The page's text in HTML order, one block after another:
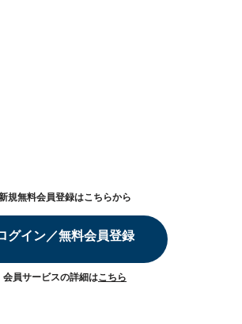
規無料会員登録はこちらから
グイン／無料会員登録
会員サービスの詳細はこちら